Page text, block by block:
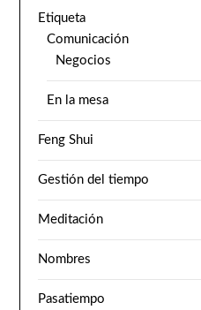
Etiqueta
Comunicación
Negocios
En la mesa
Feng Shui
Gestión del tiempo
Meditación
Nombres
Pasatiempo